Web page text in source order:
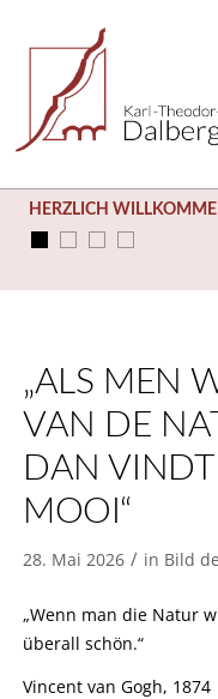
HERZLICH
„ALS MEN
VAN DE
DAN VINDT
MOOI“
28. Mai 2026 / in Bild
„Wenn man die Natur
überall schön.“
Vincent van Gogh, 1874